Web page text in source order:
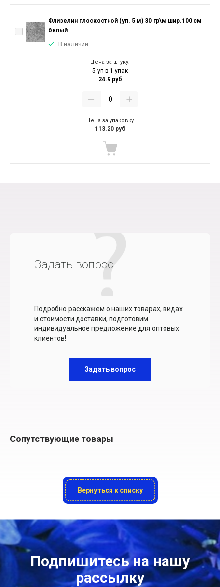
Флизелин плоскостной (уп. 5 м) 30 гр\м шир.100 см
белый
В наличии
Цена за штуку:
5 уп в 1 упак
24.9 руб
Цена за упаковку
113.20 руб
Задать вопрос
Подробно расскажем о наших товарах, видах
и стоимости доставки, подготовим
индивидуальное предложение для оптовых
клиентов!
Задать вопрос
Сопутствующие товары
Вернуться к списку
Подпишитесь на нашу
рассылку